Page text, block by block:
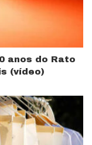
anos do Rato
(vídeo)